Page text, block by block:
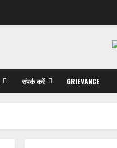
संपर्क करें GRIEVANCE